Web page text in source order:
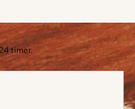
timer.